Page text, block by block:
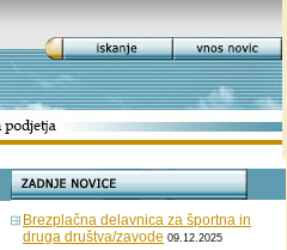
Brezplačna delavnica za športna in
druga društva/zavode 09.12.2025